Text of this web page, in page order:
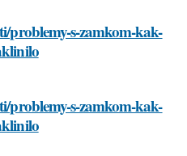
problemy-s-zamkom-kak-
problemy-s-zamkom-kak-